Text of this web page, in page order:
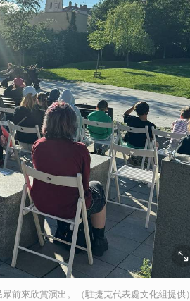
前來欣賞演出。（駐捷克代表處文化組提供）